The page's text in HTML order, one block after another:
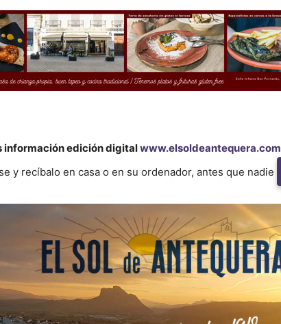
información edición digitalwww.elsoldeantequera.com
y recíbalo en casa o en su ordenador, antes que nadie